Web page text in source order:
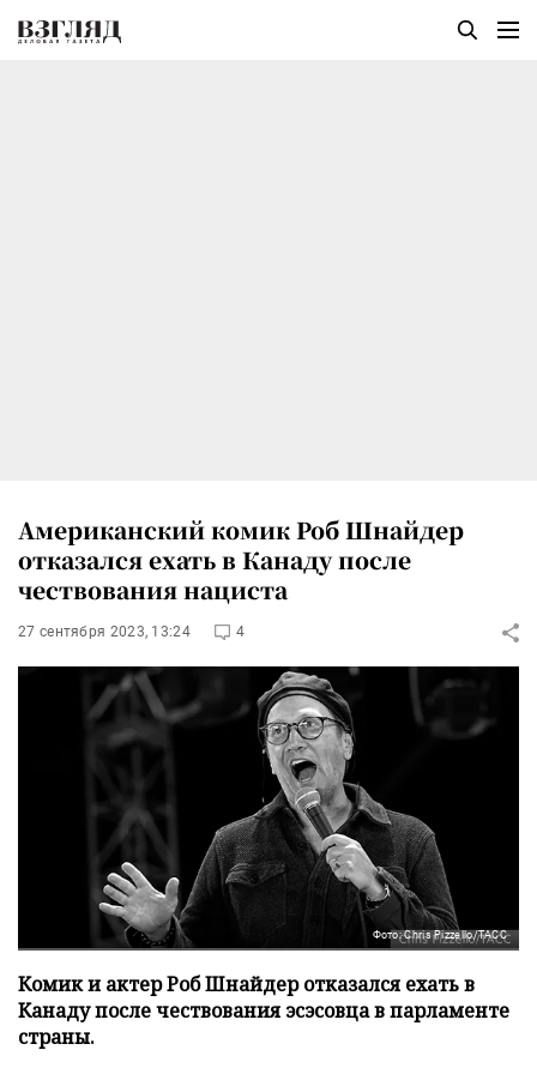
Американский комик Роб Шнайдер
отказался ехать в Канаду после
чествования нациста
27 сентября 2023, 13:24 4
Фото: Chris Pizzello/ТАСС
Комик и актер Роб Шнайдер отказался ехать в
Канаду после чествования эсэсовца в парламенте
страны.